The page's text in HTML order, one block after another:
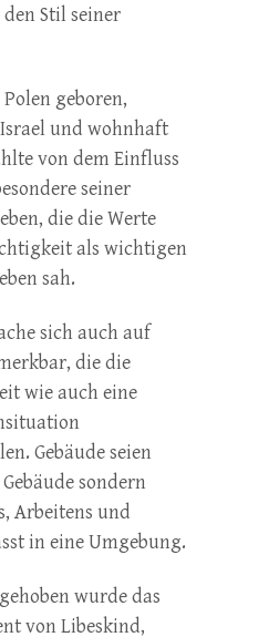
Stil seiner
geboren,
und wohnhaft
von dem Einfluss
seiner
die die Werte
als wichtigen
sah.
sich auch auf
die die
wie auch eine
Gebäude seien
sondern
Arbeitens und
in eine Umgebung.
wurde das
von Libeskind,